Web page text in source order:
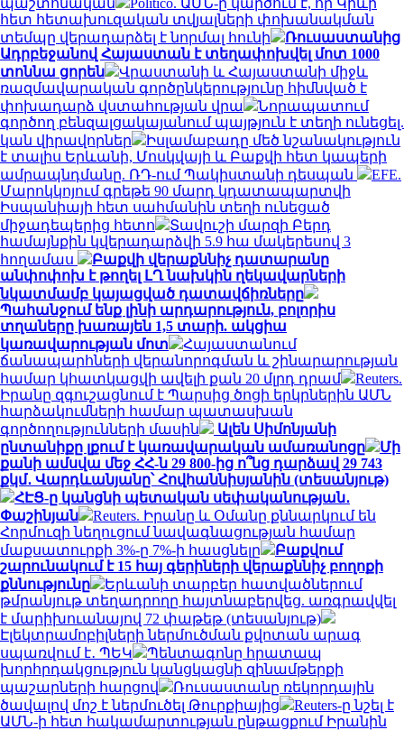
հետ հետախուզական տվյալների փոխանակման
տեմպը վերադարձել է նորմալ հունի
Ռուսաստանից
Ադրբեջանով Հայաստան է տեղափոխվել մոտ 1000
տոննա ցորեն
Վրաստանի և Հայաստանի միջև
ռազմավարական գործընկերությունը հիմնված է
փոխադարձ վստահության վրա
Նորապատում
գործող բենզալցակայանում պայթյուն է տեղի ունեցել.
կան վիրավորներ
Իսլամաբադը մեծ նշանակություն
է տալիս Երևանի, Մոսկվայի և Բաքվի հետ կապերի
ամրապնդմանը. ՌԴ-ում Պակիստանի դեսպան
EFE.
Մարոկկոյում գրեթե 90 մարդ կդատապարտվի
Իսպանիայի հետ սահմանին տեղի ունեցած
միջադեպերից հետո
Տավուշի մարզի Բերդ
համայնքին կվերադարձվի 5.9 հա մակերեսով 3
հողամաս
Բաքվի վերաքննիչ դատարանը
անփոփոխ է թողել ԼՂ նախկին ղեկավարների
նկատմամբ կայացված դատավճիռները
Պահանջում ենք լինի արդարություն, բոլորիս
տղաները խառայեն 1,5 տարի. ակցիա
կառավարության մոտ
Հայաստանում
ճանապարհների վերանորոգման և շինարարության
համար կհատկացվի ավելի քան 20 մլրդ դրամ
Reuters.
Իրանը զգուշացնում է Պարսից ծոցի երկրներին ԱՄՆ
հարձակումների համար պատասխան
գործողությունների մասին
Ալեն Սիմոնյանի
ընտանիքը լքում է կառավարական ամառանոցը
Մի
քանի ամսվա մեջ ՀՀ-ն 29 800-ից ո՞նց դարձավ 29 743
քկմ․ Վարդևանյանը՝ Հովհաննիսյանին (տեսանյութ)
ՀԷՑ-ը կանցնի պետական սեփականության․
Փաշինյան
Reuters. Իրանը և Օմանը քննարկում են
Հորմուզի նեղուցում նավագնացության համար
մաքսատուրքի 3%-ը 7%-ի հասցնելը
Բաքվում
շարունակում է 15 հայ գերիների վերաքննիչ բողոքի
քննությունը
Երևանի տարբեր հատվածներում
թմրանյութ տեղադրողը հայտնաբերվեց. առգրավվել
է մարիխուանայով 72 փաթեթ (տեսանյութ)
Էլեկտրամոբիլների ներմուծման քվոտան արագ
սպառվում է․ ՊԵԿ
Պենտագոնը հրատապ
խորհրդակցություն կանցկացնի զինամթերքի
պաշարների հարցով
Ռուսաստանը ռեկորդային
ծավալով մոշ է ներմուծել Թուրքիայից
Reuters-ը նշել է
ԱՄՆ-ի հետ հակամարտության ընթացքում Իրանին